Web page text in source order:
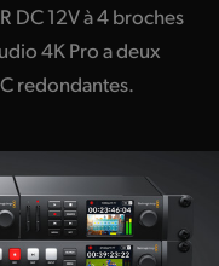
DC 12V à 4 broches
4K Pro a deux
redondantes.